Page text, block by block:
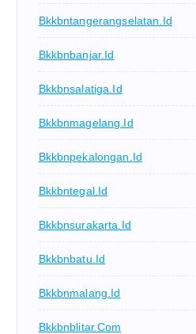
Bkkbntangerangselatan.id
Bkkbnbanjar.id
Bkkbnsalatiga.id
Bkkbnmagelang.id
Bkkbnpekalongan.id
Bkkbntegal.id
Bkkbnsurakarta.id
Bkkbnbatu.id
Bkkbnmalang.id
Bkkbnblitar.com